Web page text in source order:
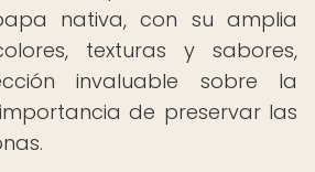
nativa, con su amplia
texturas y sabores,
invaluable sobre la
de preservar las